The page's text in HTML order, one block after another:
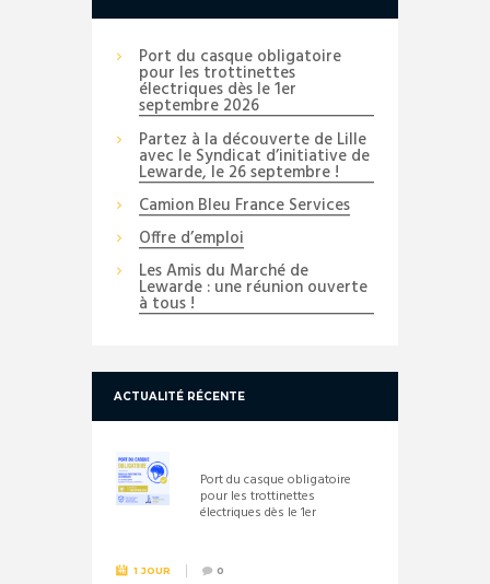
Port du casque obligatoire
pour les trottinettes
électriques dès le 1er
septembre 2026
Partez à la découverte de Lille
avec le Syndicat d’initiative de
Lewarde, le 26 septembre !
Camion Bleu France Services
Offre d’emploi
Les Amis du Marché de
Lewarde : une réunion ouverte
à tous !
ACTUALITÉ RÉCENTE
Port du casque obligatoire
pour les trottinettes
électriques dès le 1er
1 JOUR 0